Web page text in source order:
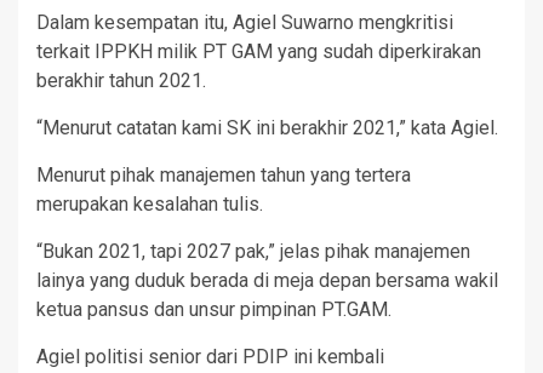
Dalam kesempatan itu, Agiel Suwarno mengkritisi
terkait IPPKH milik PT GAM yang sudah diperkirakan
berakhir tahun 2021.
“Menurut catatan kami SK ini berakhir 2021,” kata Agiel.
Menurut pihak manajemen tahun yang tertera
merupakan kesalahan tulis.
“Bukan 2021, tapi 2027 pak,” jelas pihak manajemen
lainya yang duduk berada di meja depan bersama wakil
ketua pansus dan unsur pimpinan PT.GAM.
Agiel politisi senior dari PDIP ini kembali